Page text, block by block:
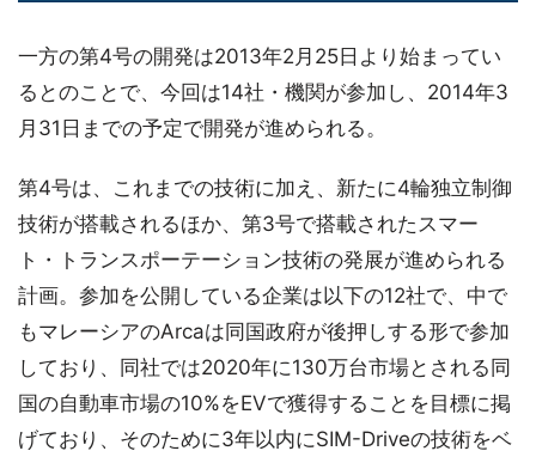
一方の第4号の開発は2013年2月25日より始まってい
るとのことで、今回は14社・機関が参加し、2014年3
月31日までの予定で開発が進められる。
第4号は、これまでの技術に加え、新たに4輪独立制御
技術が搭載されるほか、第3号で搭載されたスマー
ト・トランスポーテーション技術の発展が進められる
計画。参加を公開している企業は以下の12社で、中で
もマレーシアのArcaは同国政府が後押しする形で参加
しており、同社では2020年に130万台市場とされる同
国の自動車市場の10%をEVで獲得することを目標に掲
げており、そのために3年以内にSIM-Driveの技術をベ